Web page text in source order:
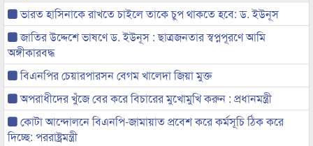
ভারত হাসিনাকে রাখতে চাইলে তাকে চুপ থাকতে হবে: ড. ইউনূস
জাতির উদ্দেশে ভাষণে ড. ইউনূস : ছাত্রজনতার স্বপ্নপূরণে আমি
অঙ্গীকারবদ্ধ
বিএনপির চেয়ারপারসন বেগম খালেদা জিয়া মুক্ত
অপরাধীদের খুঁজে বের করে বিচারের মুখোমুখি করুন : প্রধানমন্ত্রী
কোটা আন্দোলনে বিএনপি-জামায়াত প্রবেশ করে কর্মসূচি ঠিক করে
দিচ্ছে: পররাষ্ট্রমন্ত্রী